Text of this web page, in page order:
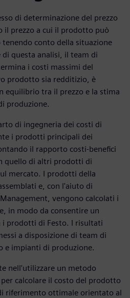
di determinazione del prezzo
il prezzo a cui il prodotto può
tenendo conto della situazione
di questa analisi, il team di
i costi massimi del
prodotto sia redditizio, è
equilibrio tra il prezzo e la stima
produzione.
di ingegneria dei costi di
i prodotti principali dei
il rapporto costi-benefici
quello di altri prodotti di
mercato. I prodotti della
e, con l'aiuto di
vengono calcolati i
in modo da consentire un
prodotti di Festo. I risultati
a disposizione di team di
e impianti di produzione.
nell'utilizzare un metodo
calcolare il costo del prodotto
riferimento ottimale orientato al